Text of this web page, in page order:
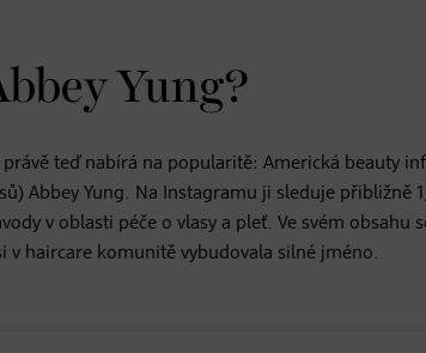
Yung?
teď nabírá na popularitě: Americká beauty
Abbey Yung. Na Instagramu ji sleduje
v oblasti péče o vlasy a pleť. Ve svém
v haircare komunitě vybudovala silné jméno.